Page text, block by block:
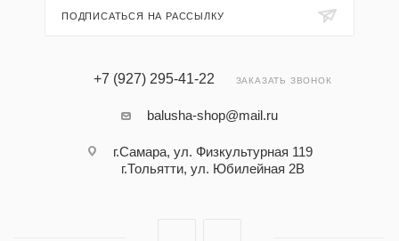
ПОДПИСАТЬСЯ НА РАССЫЛКУ
+7 (927) 295-41-22 ЗАКАЗАТЬ ЗВОНОК
balusha-shop@mail.ru
г.Самара, ул. Физкультурная 119
г.Тольятти, ул. Юбилейная 2В